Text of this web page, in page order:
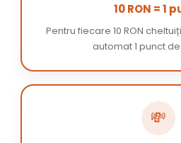
10 RON = 1
Pentru fiecare 10 RON
automat 1 punct
💸